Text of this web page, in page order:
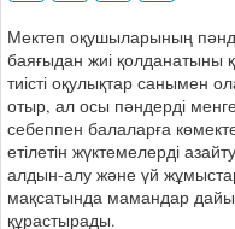
Мектеп оқушыларының
баяғыдан жиі
тиісті оқулықтар санымен
отыр, ал осы пәндерді
себеппен балаларға
етілетін жүктемелерді
алдын-алу және үй
мақсатында мамандар
құрастырады.